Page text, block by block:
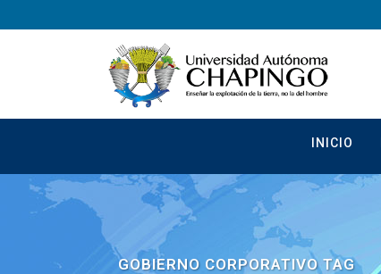
INICIO
GOBIERNO CORPORATIVO TAG